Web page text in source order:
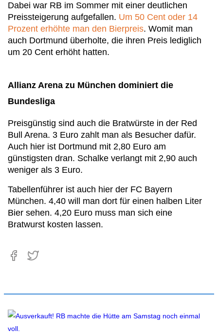
Dabei war RB im Sommer mit einer deutlichen
Preissteigerung aufgefallen. Um 50 Cent oder 14
Prozent erhöhte man den Bierpreis. Womit man
auch Dortmund überholte, die ihren Preis lediglich
um 20 Cent erhöht hatten.
Allianz Arena zu München dominiert die
Bundesliga
Preisgünstig sind auch die Bratwürste in der Red
Bull Arena. 3 Euro zahlt man als Besucher dafür.
Auch hier ist Dortmund mit 2,80 Euro am
günstigsten dran. Schalke verlangt mit 2,90 auch
weniger als 3 Euro.
Tabellenführer ist auch hier der FC Bayern
München. 4,40 will man dort für einen halben Liter
Bier sehen. 4,20 Euro muss man sich eine
Bratwurst kosten lassen.